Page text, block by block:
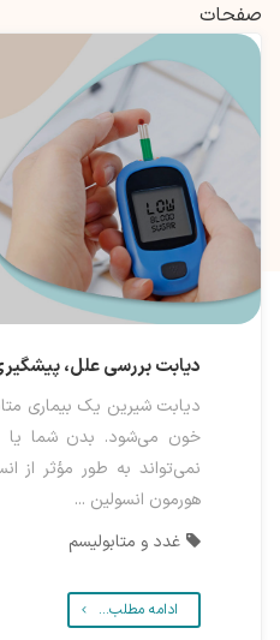
صفحات
دیابت بررسی علل،
دیابت شیرین یک بیماری
خون می‌شود. بدن شما یا
نمی‌تواند به طور مؤثر از
هورمون انسولین ...
غدد و متابولیسم
ادامه مطلب...